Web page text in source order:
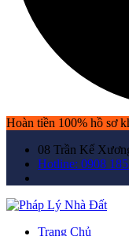
Hoàn tiền 100% hồ sơ
08 Trần Kế
Hotline: 0908
Trang Chủ